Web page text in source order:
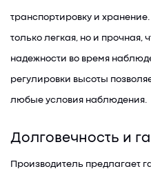
транспортировку и
только легкая, но и прочная,
надежности во время
регулировки высоты
любые условия наблюдения.
Долговечность и
Производитель предлагает